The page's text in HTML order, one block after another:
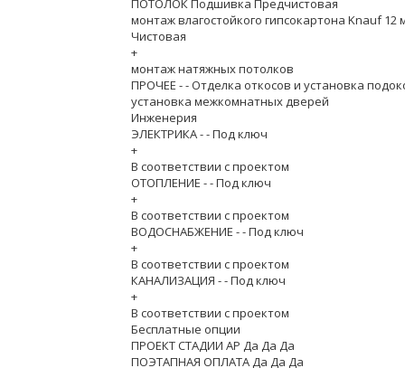
ПОТОЛОК Подшивка Предчистовая
монтаж влагостойкого гипсокартона Knauf 12
Чистовая
+
монтаж натяжных потолков
ПРОЧЕЕ - - Отделка откосов и установка
установка межкомнатных дверей
Инженерия
ЭЛЕКТРИКА - - Под ключ
+
В соответствии с проектом
ОТОПЛЕНИЕ - - Под ключ
+
В соответствии с проектом
ВОДОСНАБЖЕНИЕ - - Под ключ
+
В соответствии с проектом
КАНАЛИЗАЦИЯ - - Под ключ
+
В соответствии с проектом
Бесплатные опции
ПРОЕКТ СТАДИИ АР Да Да Да
ПОЭТАПНАЯ ОПЛАТА Да Да Да